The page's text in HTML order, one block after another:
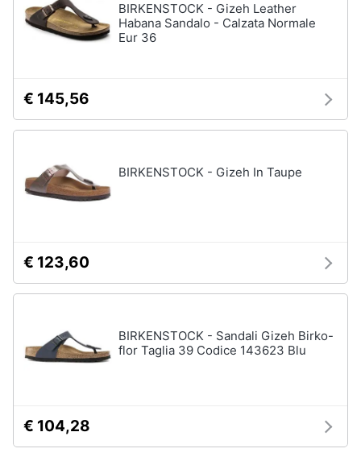
BIRKENSTOCK - Gizeh Leather
Habana Sandalo - Calzata Normale
Eur 36
€ 145,56
BIRKENSTOCK - Gizeh In Taupe
€ 123,60
BIRKENSTOCK - Sandali Gizeh Birko-
flor Taglia 39 Codice 143623 Blu
€ 104,28